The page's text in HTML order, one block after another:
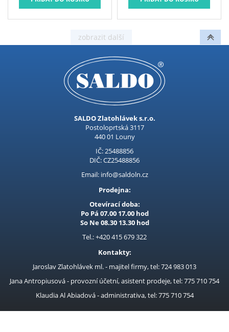
Spojovací materiál Hašpl
Stavební chemie DenBraven
Železářství a domácí potřeby
Prodejna LOUNY - nezařazené
SALDO Zlatohlávek s.r.o.
Postoloprtská 3117
440 01 Louny
IČ: 25488856
DIČ: CZ25488856
Email: info@saldoln.cz
Prodejna:
Otevírací doba:
Po Pá 07.00 17.00 hod
So Ne 08.30 13.30 hod
Tel.: +420 415 679 322
Kontakty:
Jaroslav Zlatohlávek ml. - majitel firmy, tel: 724 983 013
Jana Antropiusová - provozní účetní, asistent prodeje, tel: 775 710 754
Klaudia Al Abiadová - administrativa, tel: 775 710 754